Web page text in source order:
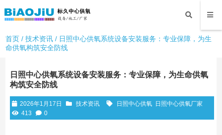
首页 /技术资讯 / 日照中心供氧系统设备安装服务：专业保障，为生
命供氧构筑安全防线
日照中心供氧系统设备安装服务：专业保障，为生命供氧
构筑安全防线
2026年1月17日 技术资讯 日照中心供氧 日照中心供氧厂家
413
0